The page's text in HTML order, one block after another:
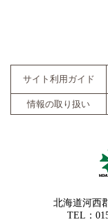
サイト利用ガイド
情報の取り扱い
北海道河西
TEL：